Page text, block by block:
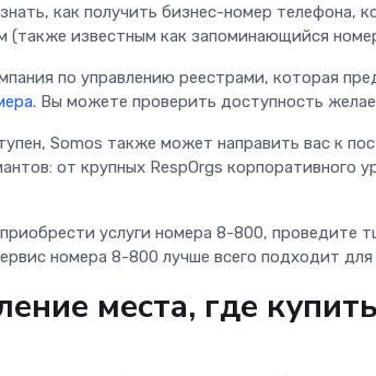
как получить бизнес-номер телефона,
(также известным как запоминающийся
по управлению реестрами, которая
. Вы можете проверить доступность
Somos также может направить вас к
от крупных RespOrgs корпоративного
услуги номера 8-800, проведите
номера 8-800 лучше всего подходит
места, где